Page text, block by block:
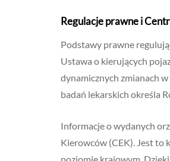
Regulacje prawne i
Podstawy prawne
Ustawa o kierujących
dynamicznych zmianach
badań lekarskich określa
Informacje o wydanych
Kierowców (CEK). Jest to
poziomie krajowym.